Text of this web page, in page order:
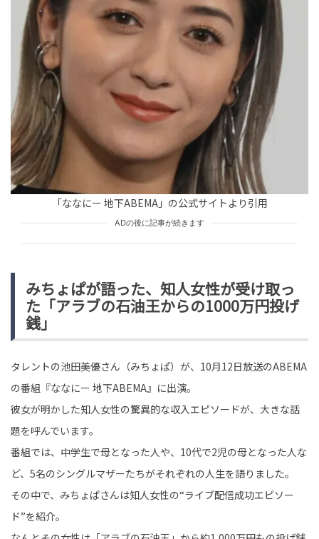
犯対策を疑問視する声
SNS BUZZ（SNSで話題）
PEOPLE
tend Editorial Team
「ななにー 地下ABEMA」の公式サイトより引用
ADの後に記事が続きます
みちょぱが語った、知人女性が受け取っ
た「アラブの石油王からの1000万円投げ
銭」
タレントの池田美優さん（みちょぱ）が、10月12日放送のABEMA
の番組『ななにー 地下ABEMA』に出演。
彼女が明かした知人女性の驚異的な収入エピソードが、大きな話
題を呼んでいます。
番組では、中学生で母となった人や、10代で2児の母となった人な
ど、5名のシングルマザーたちがそれぞれの人生を語りました。
その中で、みちょぱさんは知人女性の“ライブ配信成功エピソー
ド”を紹介。